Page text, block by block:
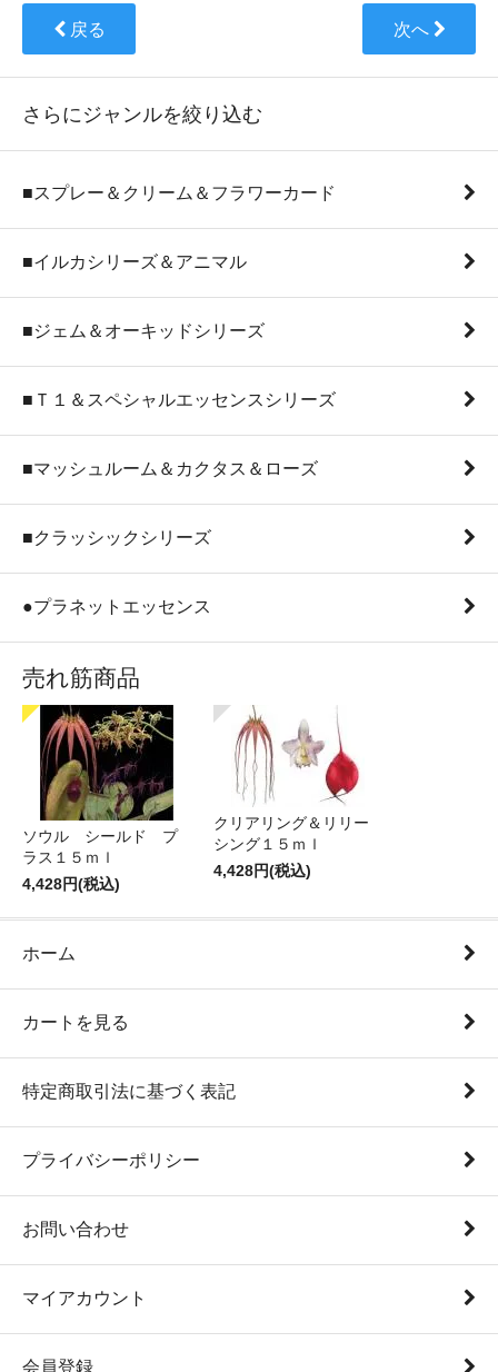
戻る 次へ
さらにジャンルを絞り込む
■スプレー＆クリーム＆フラワーカード
■イルカシリーズ＆アニマル
■ジェム＆オーキッドシリーズ
■Ｔ１＆スペシャルエッセンスシリーズ
■マッシュルーム＆カクタス＆ローズ
■クラッシックシリーズ
●プラネットエッセンス
売れ筋商品
ソウル シールド プ
ラス１５ｍｌ
4,428円(税込)
クリアリング＆リリー
シング１５ｍｌ
4,428円(税込)
ホーム
カートを見る
特定商取引法に基づく表記
プライバシーポリシー
お問い合わせ
マイアカウント
会員登録